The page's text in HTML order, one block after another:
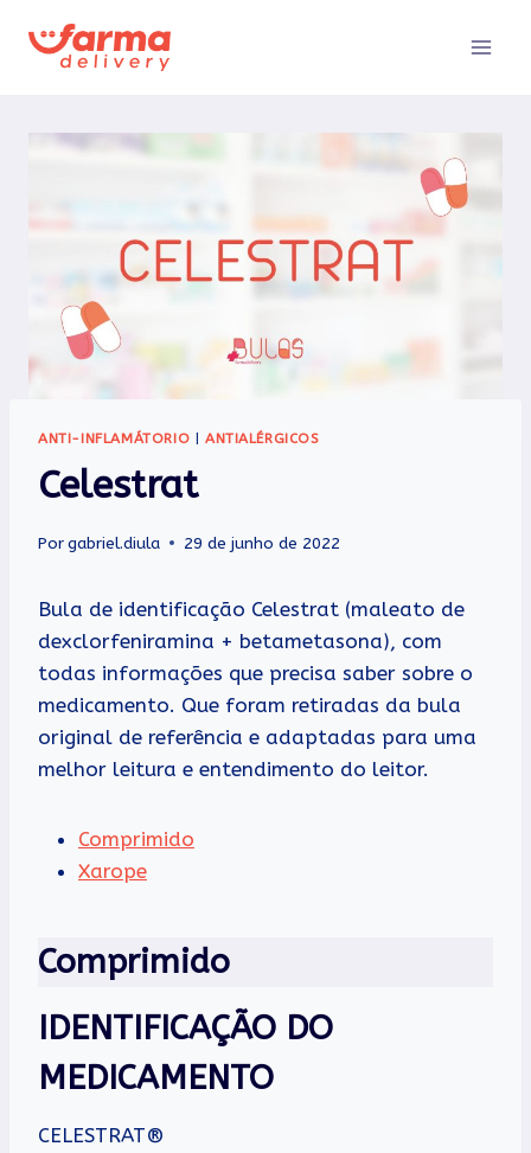
para
ANTI-INFLAMÁTORIO ANTIALÉRGICOS
Celestrat
Porgabriel.diula 29 de junho de 2022
Bula de identificação Celestrat (maleato de
dexclorfeniramina + betametasona), com
todas informações que precisa saber sobre o
medicamento. Que foram retiradas da bula
original de referência e adaptadas para uma
melhor leitura e entendimento do leitor.
Comprimido
Xarope
Comprimido
IDENTIFICAÇÃO DO
MEDICAMENTO
CELESTRAT®